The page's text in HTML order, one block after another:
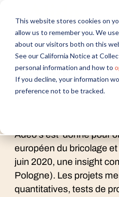
This website stores cookies on
allow us to remember you. We
about our visitors both on this
See our California Notice at
personal information and how to
If you decline, your information
preference not to be tracked.
Webinar
Comment
une réalité
Adeo s’est donné pour
européen du bricolage
juin 2020, une insight
Pologne). Les projets
quantitatives, tests de